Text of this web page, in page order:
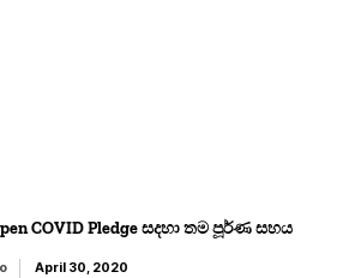
COVID Pledge සදහා තම පූර්ණ සහය
April 30, 2020